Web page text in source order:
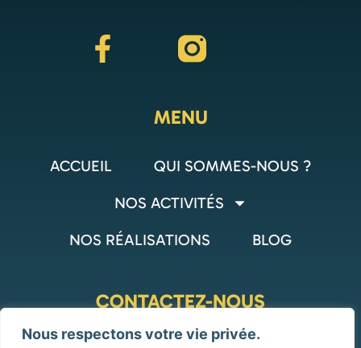
Nous respectons votre vie privée.
MENU
ACCUEIL
QUI SOMMES-NOUS ?
NOS ACTIVITÉS
NOS RÉALISATIONS
BLOG
CONTACTEZ-NOUS
Formulaire de contact